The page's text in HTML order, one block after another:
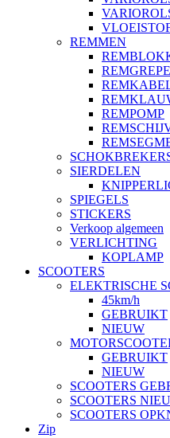
REMMEN
REMPOMP
SIERDELEN
SPIEGELS
STICKERS
Verkoop algemeen
VERLICHTING
KOPLAMP
SCOOTERS
ELEKTRISCHE
45km/h
GEBRUIKT
NIEUW
GEBRUIKT
NIEUW
SCOOTERS
SCOOTERS
SCOOTERS
Zip